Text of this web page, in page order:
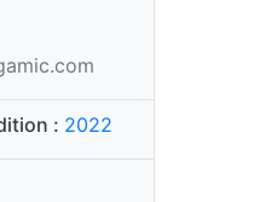
: 2022